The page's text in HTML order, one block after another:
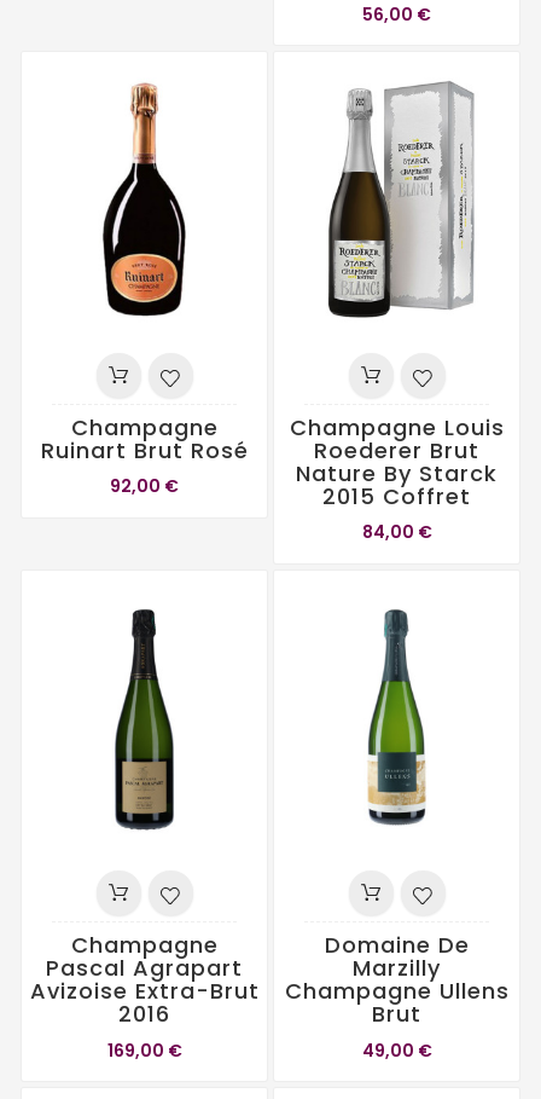
56,00 €
Champagne
Ruinart Brut Rosé
92,00 €
Champagne Louis
Roederer Brut
Nature By Starck
2015 Coffret
84,00 €
Champagne
Pascal Agrapart
Avizoise Extra-Brut
2016
169,00 €
Domaine De
Marzilly
Champagne Ullens
Brut
49,00 €